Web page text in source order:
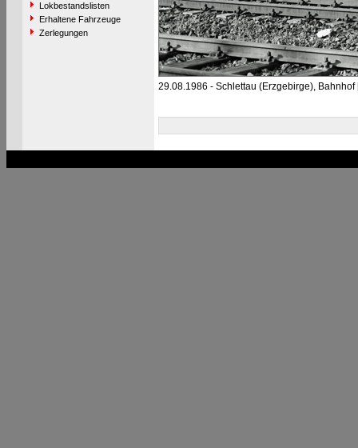
Lokbestandslisten
Erhaltene Fahrzeuge
Zerlegungen
29.08.1986 - Schlettau (Erzgebirge), Bahnhof